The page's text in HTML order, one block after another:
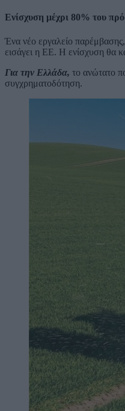
Ενίσχυση μέχρι 80% του
Ένα νέο εργαλείο
εισάγει η ΕΕ. Η ενίσχυση θα
Για την Ελλάδα, το ανώτατο
συγχρηματοδότηση.